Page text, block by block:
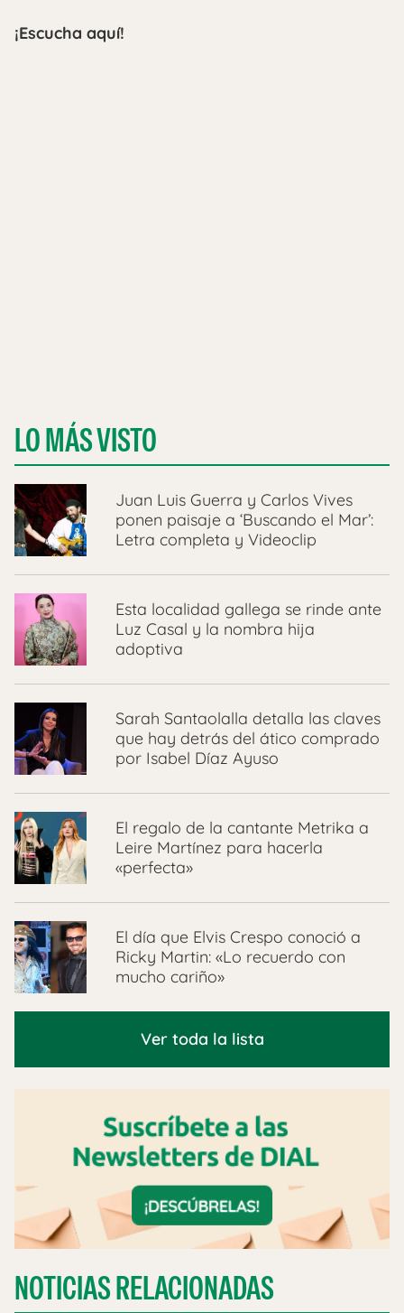
¡Escucha aquí!
LO MÁS VISTO
Juan Luis Guerra y Carlos Vives
ponen paisaje a ‘Buscando el Mar’:
Letra completa y Videoclip
Esta localidad gallega se rinde ante
Luz Casal y la nombra hija
adoptiva
Sarah Santaolalla detalla las claves
que hay detrás del ático comprado
por Isabel Díaz Ayuso
El regalo de la cantante Metrika a
Leire Martínez para hacerla
«perfecta»
El día que Elvis Crespo conoció a
Ricky Martin: «Lo recuerdo con
mucho cariño»
Ver toda la lista
NOTICIAS RELACIONADAS